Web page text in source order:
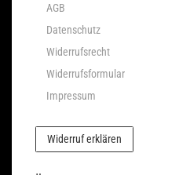
AGB
Datenschutz
Widerrufsrecht
Widerrufsformular
Impressum
Widerruf erklären